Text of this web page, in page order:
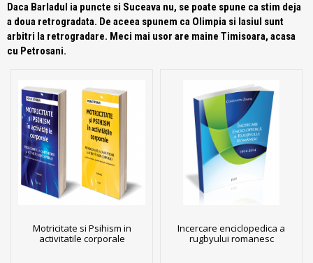
Daca Barladul ia puncte si Suceava nu, se poate spune ca stim deja
a doua retrogradata. De aceea spunem ca Olimpia si Iasiul sunt
arbitri la retrogradare. Meci mai usor are maine Timisoara, acasa
cu Petrosani.
Motricitate si Psihism in
activitatile corporale
Incercare enciclopedica a
rugbyului romanesc